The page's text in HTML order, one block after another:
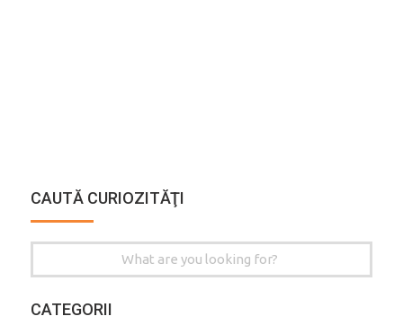
CAUTĂ CURIOZITĂŢI
Search
CATEGORII